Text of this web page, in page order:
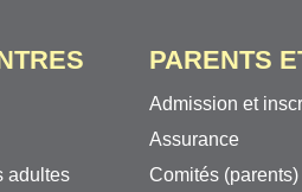
adultes
PARENTS
Admission et
Assurance
Comités (parents)